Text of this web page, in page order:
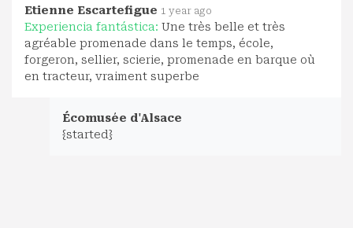
Etienne Escartefigue 1 year ago
Experiencia fantástica: Une très belle et très
agréable promenade dans le temps, école,
forgeron, sellier, scierie, promenade en barque où
en tracteur, vraiment superbe
Écomusée d'Alsace
{started}